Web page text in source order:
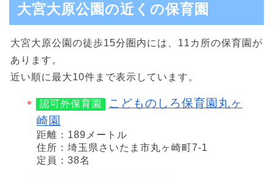
大宮大原公園の近くの保育園
大宮大原公園の徒歩15分圏内には、11カ所の保育園が
あります。
近い順に最大10件まで表示しています。
認可外保育園
こどものしろ保育園丸ヶ
崎園
距離：189メートル
住所：埼玉県さいたま市丸ヶ崎町7-1
定員：38名